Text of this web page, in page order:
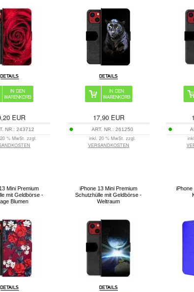
EUR
NR.:243712
% MwSt. zzgl.
17,90EUR
ART. NR.: 261250
inkl. 20 % MwSt. zzgl.
VERSANDKOSTEN
Mini Premium
mit Geldbörse -
Blumen
iPhone 13 Mini Premium
Schutzhülle mit Geldbörse -
Weltraum
iPhone